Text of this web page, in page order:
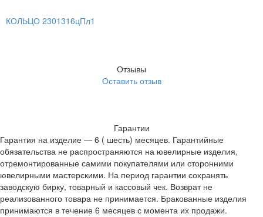
КОЛЬЦО 2301316цПл1
Отзывы
Оставить отзыв
Гарантии
Гарантия на изделие — 6 ( шесть) месяцев. Гарантийные
обязательства не распространяются на ювелирные изделия,
отремонтированные самими покупателями или сторонними
ювелирными мастерскими. На период гарантии сохранять
заводскую бирку, товарный и кассовый чек. Возврат не
реализованного товара не принимается. Бракованные изделия
принимаются в течение 6 месяцев с момента их продажи.